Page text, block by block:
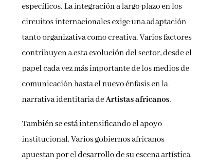
específicos. La integración a largo plazo en los
circuitos internacionales exige una adaptación
tanto organizativa como creativa. Varios factores
contribuyen a esta evolución del sector, desde el
papel cada vez más importante de los medios de
comunicación hasta el nuevo énfasis en la
narrativa identitaria deArtistas africanos.
También se está intensificando el apoyo
institucional. Varios gobiernos africanos
apuestan por el desarrollo de su escena artística